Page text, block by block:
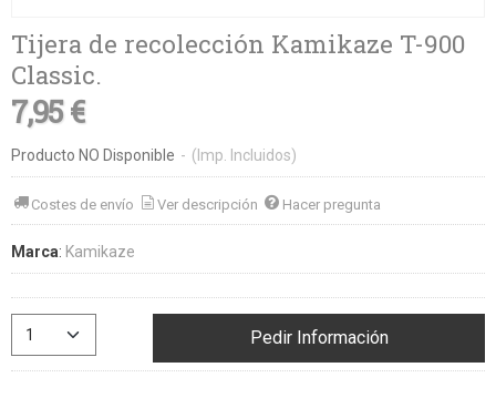
Tijera de recolección Kamikaze T-900
Classic.
7,95 €
Producto NO Disponible - (Imp. Incluidos)
Costes de envío Ver descripción Hacer pregunta
Marca: Kamikaze
Pedir Información